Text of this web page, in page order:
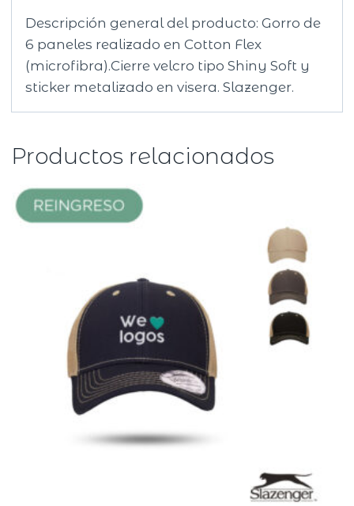
Descripción general del producto: Gorro de
6 paneles realizado en Cotton Flex
(microfibra).Cierre velcro tipo Shiny Soft y
sticker metalizado en visera. Slazenger.
Productos relacionados